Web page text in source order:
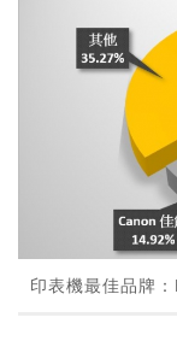
印表機最佳品牌